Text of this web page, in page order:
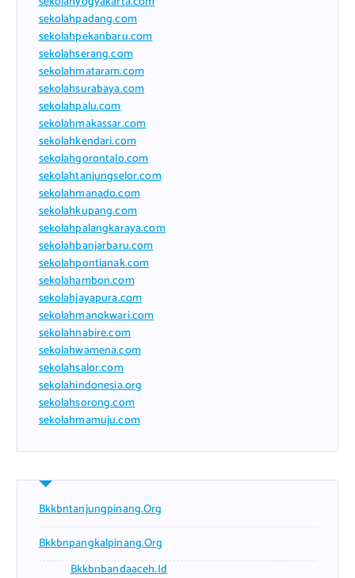
sekolahpadang.com
sekolahpekanbaru.com
sekolahserang.com
sekolahmataram.com
sekolahsurabaya.com
sekolahpalu.com
sekolahmakassar.com
sekolahkendari.com
sekolahgorontalo.com
sekolahtanjungselor.com
sekolahmanado.com
sekolahkupang.com
sekolahpalangkaraya.com
sekolahbanjarbaru.com
sekolahpontianak.com
sekolahambon.com
sekolahjayapura.com
sekolahmanokwari.com
sekolahnabire.com
sekolahwamena.com
sekolahsalor.com
sekolahindonesia.org
sekolahsorong.com
sekolahmamuju.com
Bkkbntanjungpinang.org
Bkkbnpangkalpinang.org
Bkkbnbandaaceh.id